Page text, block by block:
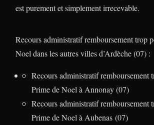
est purement et simplement irrecevable.
Recours administratif remboursement trop
Noel dans les autres villes d’Ardèche (07) :
Recours administratif remboursement
Prime de Noel à Annonay (07)
Recours administratif remboursement
Prime de Noel à Aubenas (07)